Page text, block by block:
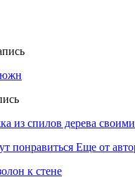
из спилов дерева
понравиться Еще от
к стене